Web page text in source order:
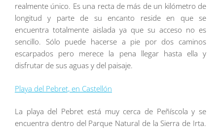
realmente único. Es una recta de más de un kilómetro de
longitud y parte de su encanto reside en que se
encuentra totalmente aislada ya que su acceso no es
sencillo. Sólo puede hacerse a pie por dos caminos
escarpados pero merece la pena llegar hasta ella y
disfrutar de sus aguas y del paisaje.
Playa del Pebret, en Castellón
La playa del Pebret está muy cerca de Peñíscola y se
encuentra dentro del Parque Natural de la Sierra de Irta.